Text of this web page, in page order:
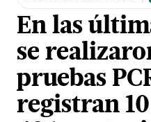
En las
se
pruebas
registran